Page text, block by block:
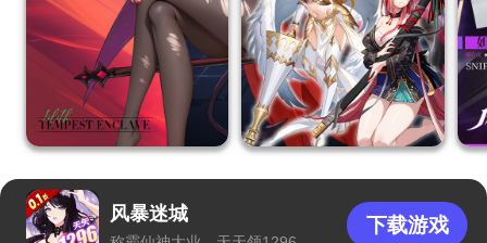
风暴迷城
下载游戏